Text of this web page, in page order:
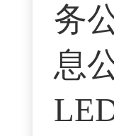
务
息